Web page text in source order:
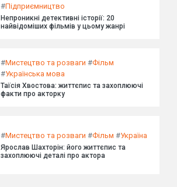
#Підприємництво
Непроникні детективні історії: 20
найвідоміших фільмів у цьому жанрі
#Мистецтво та розваги #Фільм
#Українська мова
Таїсія Хвостова: життєпис та захоплюючі
факти про акторку
#Мистецтво та розваги #Фільм #Україна
Ярослав Шахторін: його життєпис та
захоплюючі деталі про актора